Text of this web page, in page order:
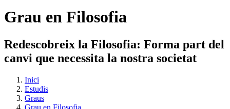
Grau en Filosofia
Redescobreix la Filosofia: Forma part del
canvi que necessita la nostra societat
Inici
Estudis
Graus
Grau en Filosofia